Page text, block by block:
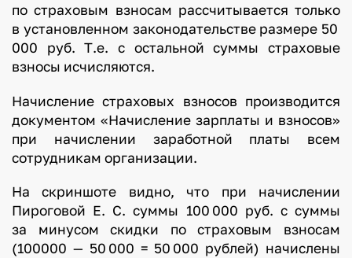
по страховым взносам рассчитывается только
в установленном законодательстве размере 50
000 руб. Т.е. с остальной суммы страховые
взносы исчисляются.
Начисление страховых взносов производится
документом «Начисление зарплаты и взносов»
при начислении заработной платы всем
сотрудникам организации.
На скриншоте видно, что при начислении
Пироговой Е. С. суммы 100 000 руб. с суммы
за минусом скидки по страховым взносам
(100000 — 50 000 = 50 000 рублей) начислены